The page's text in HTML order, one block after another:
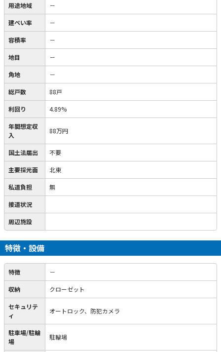
用途地域 －
建ぺい率 －
容積率 －
地目 －
角地 －
総戸数 88戸
利回り 4.89%
年間想定収
入
88万円
国土法届出 不要
主要採光面 北東
私道負担 無
接道状況
周辺施設
特徴・設備
特徴 －
収納 クローゼット
セキュリテ
ィ
オートロック、防犯カメラ
駐車場/駐輪
場
駐輪場